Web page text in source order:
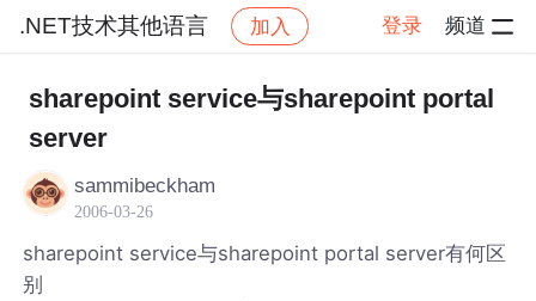
.NET技术其他语言 加入 登录 频道
社区 .NET技术其他语言 帖子详情
sharepoint service与sharepoint portal
server
sammibeckham
2006-03-26
sharepoint service与sharepoint portal server有何区
别